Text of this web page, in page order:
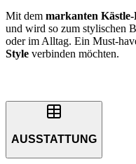
Mit dem markanten
und wird so zum stylischen
oder im Alltag. Ein Must-
Style verbinden möchten.
AUSSTATTUNG